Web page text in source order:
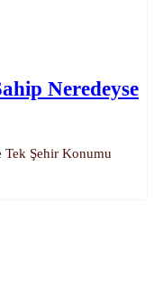
Neredeyse
Tek Şehir Konumu